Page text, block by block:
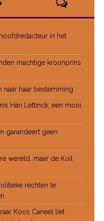
in het
machtige kroonprins
haar bestemming
Han Lettinck, een mooi
garandeert geen
wereld, maar de Koil
rechten te
Koos Caneel liet